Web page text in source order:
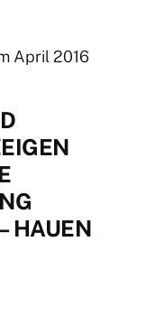
April 2016
HAUEN